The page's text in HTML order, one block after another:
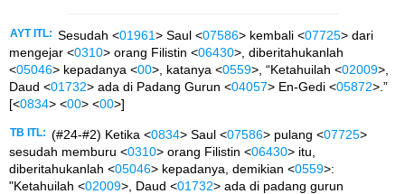
AYT ITL: Sesudah <01961> Saul <07586> kembali <07725> dari
mengejar <0310> orang Filistin <06430>, diberitahukanlah
<05046> kepadanya <00>, katanya <0559>, “Ketahuilah <02009>,
Daud <01732> ada di Padang Gurun <04057> En-Gedi <05872>.”
[<0834> <00> <00>]
TB ITL: (#24-#2) Ketika <0834> Saul <07586> pulang <07725>
sesudah memburu <0310> orang Filistin <06430> itu,
diberitahukanlah <05046> kepadanya, demikian <0559>:
"Ketahuilah <02009>, Daud <01732> ada di padang gurun